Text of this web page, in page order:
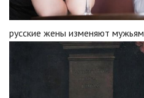
русские жены изменяют мужьям